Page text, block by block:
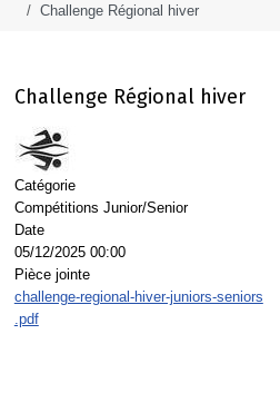
Challenge Régional hiver
Challenge Régional hiver
Catégorie
Compétitions Junior/Senior
Date
05/12/2025 00:00
Pièce jointe
challenge-regional-hiver-juniors-seniors
.pdf